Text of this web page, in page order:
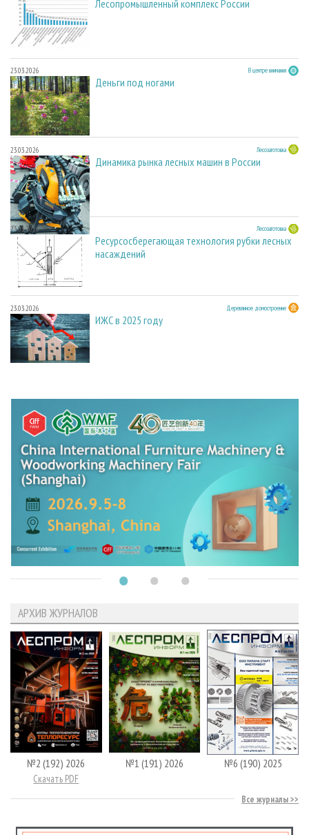
Лесопромышленный комплекс России
23.03.2026 В центре внимания
Деньги под ногами
23.03.2026 Лесозаготовка
Динамика рынка лесных машин в России
23.03.2026 Лесозаготовка
Ресурсосберегающая технология рубки лесных
насаждений
23.03.2026 Деревянное домостроение
ИЖС в 2025 году
АРХИВ ЖУРНАЛОВ
№2 (192) 2026
Скачать PDF
№1 (191) 2026 №6 (190) 2025
Все журналы